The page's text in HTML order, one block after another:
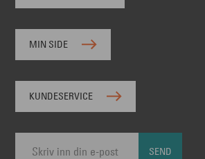
MIN SIDE
KUNDESERVICE
SEND